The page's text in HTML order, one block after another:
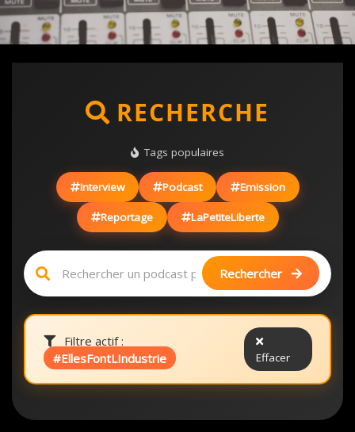
RECHERCHE
Tags populaires
Interview Podcast Emission
Reportage LaPetiteLiberte
Rechercher
Filtre actif :
#EllesFontLIndustrie
Effacer